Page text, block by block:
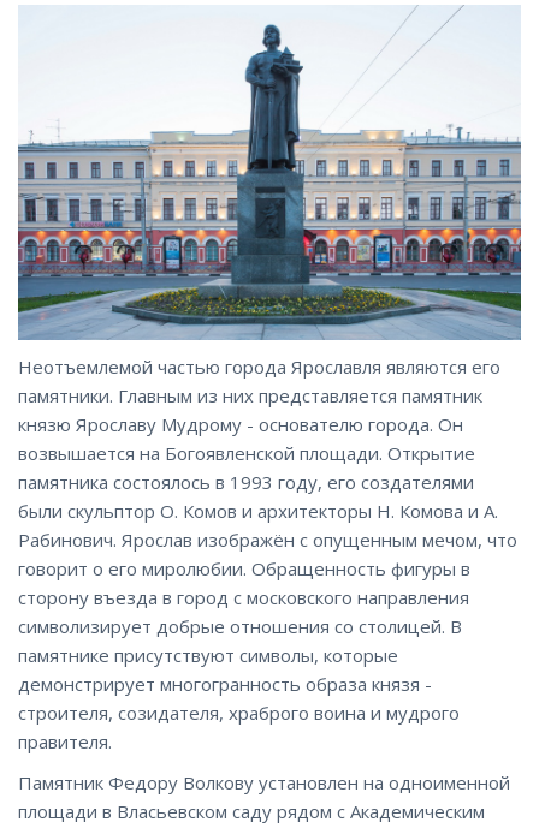
Неотъемлемой частью города Ярославля являются его
памятники. Главным из них представляется памятник
князю Ярославу Мудрому - основателю города. Он
возвышается на Богоявленской площади. Открытие
памятника состоялось в 1993 году, его создателями
были скульптор О. Комов и архитекторы Н. Комова и А.
Рабинович. Ярослав изображён с опущенным мечом, что
говорит о его миролюбии. Обращенность фигуры в
сторону въезда в город с московского направления
символизирует добрые отношения со столицей. В
памятнике присутствуют символы, которые
демонстрирует многогранность образа князя -
строителя, созидателя, храброго воина и мудрого
правителя.
Памятник Федору Волкову установлен на одноименной
площади в Власьевском саду рядом с Академическим